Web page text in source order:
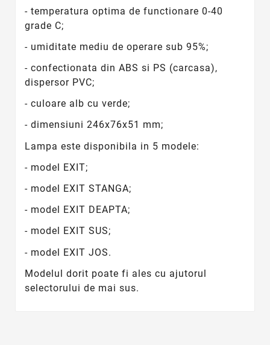
- temperatura optima de functionare 0-40
grade C;
- umiditate mediu de operare sub 95%;
- confectionata din ABS si PS (carcasa),
dispersor PVC;
- culoare alb cu verde;
- dimensiuni 246x76x51 mm;
Lampa este disponibila in 5 modele:
- model EXIT;
- model EXIT STANGA;
- model EXIT DEAPTA;
- model EXIT SUS;
- model EXIT JOS.
Modelul dorit poate fi ales cu ajutorul
selectorului de mai sus.